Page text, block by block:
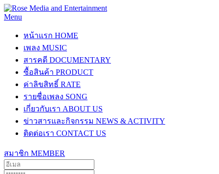
Menu
หน้าแรก HOME
เพลง MUSIC
สารคดี DOCUMENTARY
ซื้อสินค้า PRODUCT
ค่าลิขสิทธิ์ RATE
รายชื่อเพลง SONG
เกี่ยวกับเรา ABOUT US
ข่าวสารและกิจกรรม NEWS & ACTIVITY
ติดต่อเรา CONTACT US
สมาชิก MEMBER